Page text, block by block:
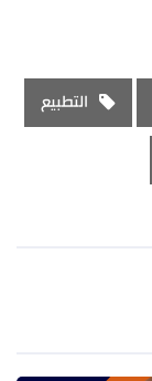
التطبيع